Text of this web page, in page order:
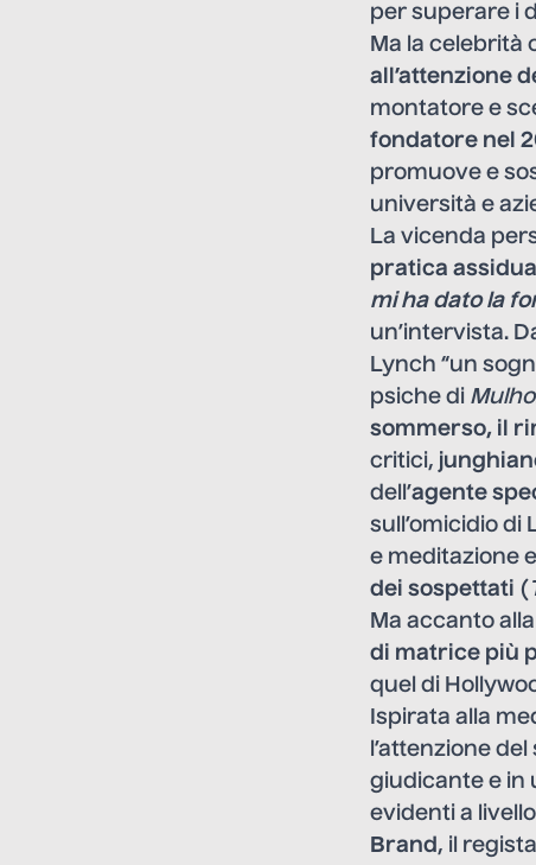
per superare i
Ma la celebrità
all’attenzione
montatore e
fondatore nel
promuove e
università e
La vicenda
pratica
mi ha dato la
un’intervista.
Lynch “un
psiche di
sommerso, il
critici,
dell’agente
sull’omicidio di
e meditazione e
dei sospettati (
Ma accanto
di matrice più
quel di
Ispirata alla
l’attenzione
giudicante e in
evidenti a
Brand , il